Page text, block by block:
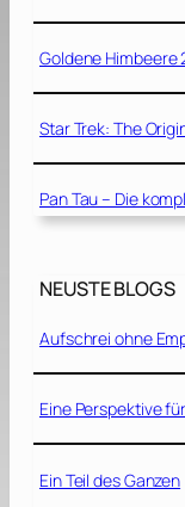
Goldene Himbeere
Star Trek: The
Pan Tau – Die
NEUSTE BLOGS
Aufschrei ohne
Eine Perspektive
Ein Teil des Ganzen